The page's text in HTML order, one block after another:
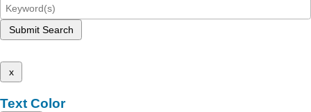
Submit Search
x
Text Color